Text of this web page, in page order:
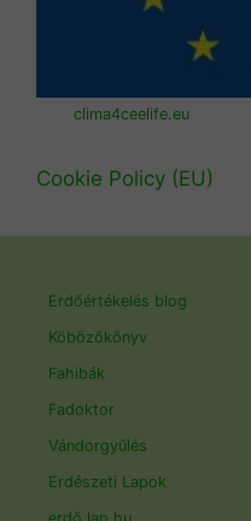
clima4ceelife.eu
Cookie Policy (EU)
Erdőértékelés blog
Köbözőkönyv
Fahibák
Fadoktor
Vándorgyűlés
Erdészeti Lapok